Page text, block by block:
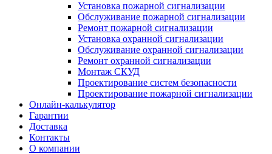
Установка пожарной сигнализации
Обслуживание пожарной сигнализации
Ремонт пожарной сигнализации
Установка охранной сигнализации
Обслуживание охранной сигнализации
Ремонт охранной сигнализации
Монтаж СКУД
Проектирование систем безопасности
Проектирование пожарной сигнализации
Онлайн-калькулятор
Гарантии
Доставка
Контакты
О компании